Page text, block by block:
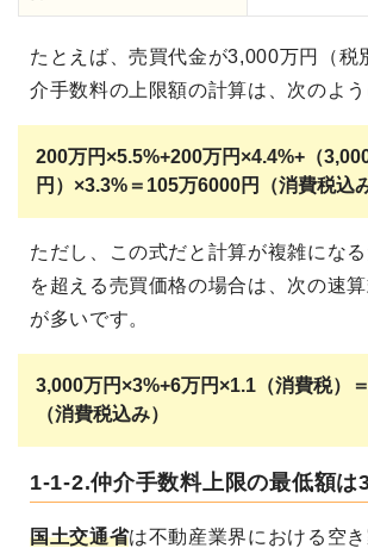
たとえば、売買代金が3,000万円（税
介手数料の上限額の計算は、次のよう
200万円×5.5%+200万円×4.4%+（
円）×3.3%＝105万6000円（消費税込み
ただし、この式だと計算が複雑にな
を超える売買価格の場合は、次の速
が多いです。
3,000万円×3%+6万円×1.1（消費税）
（消費税込み）
1-1-2.仲介手数料上限の最低額は
国土交通省は不動産業界における空